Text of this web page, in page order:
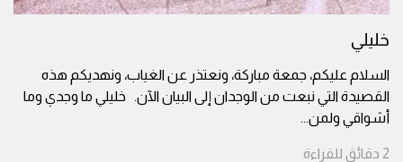
خليلي
السلام عليكم، جمعة مباركة، ونعتذر عن الغياب، ونهديكم هذه
القصيدة التي نبعت من الوجدان إلى البيان الآن. خليلي ما وجدي وما
أشواقي ولمن...
2 دقائق للقراءة